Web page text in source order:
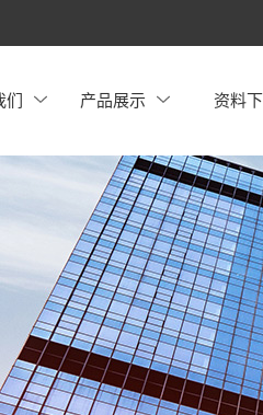
们 产品展示 资料